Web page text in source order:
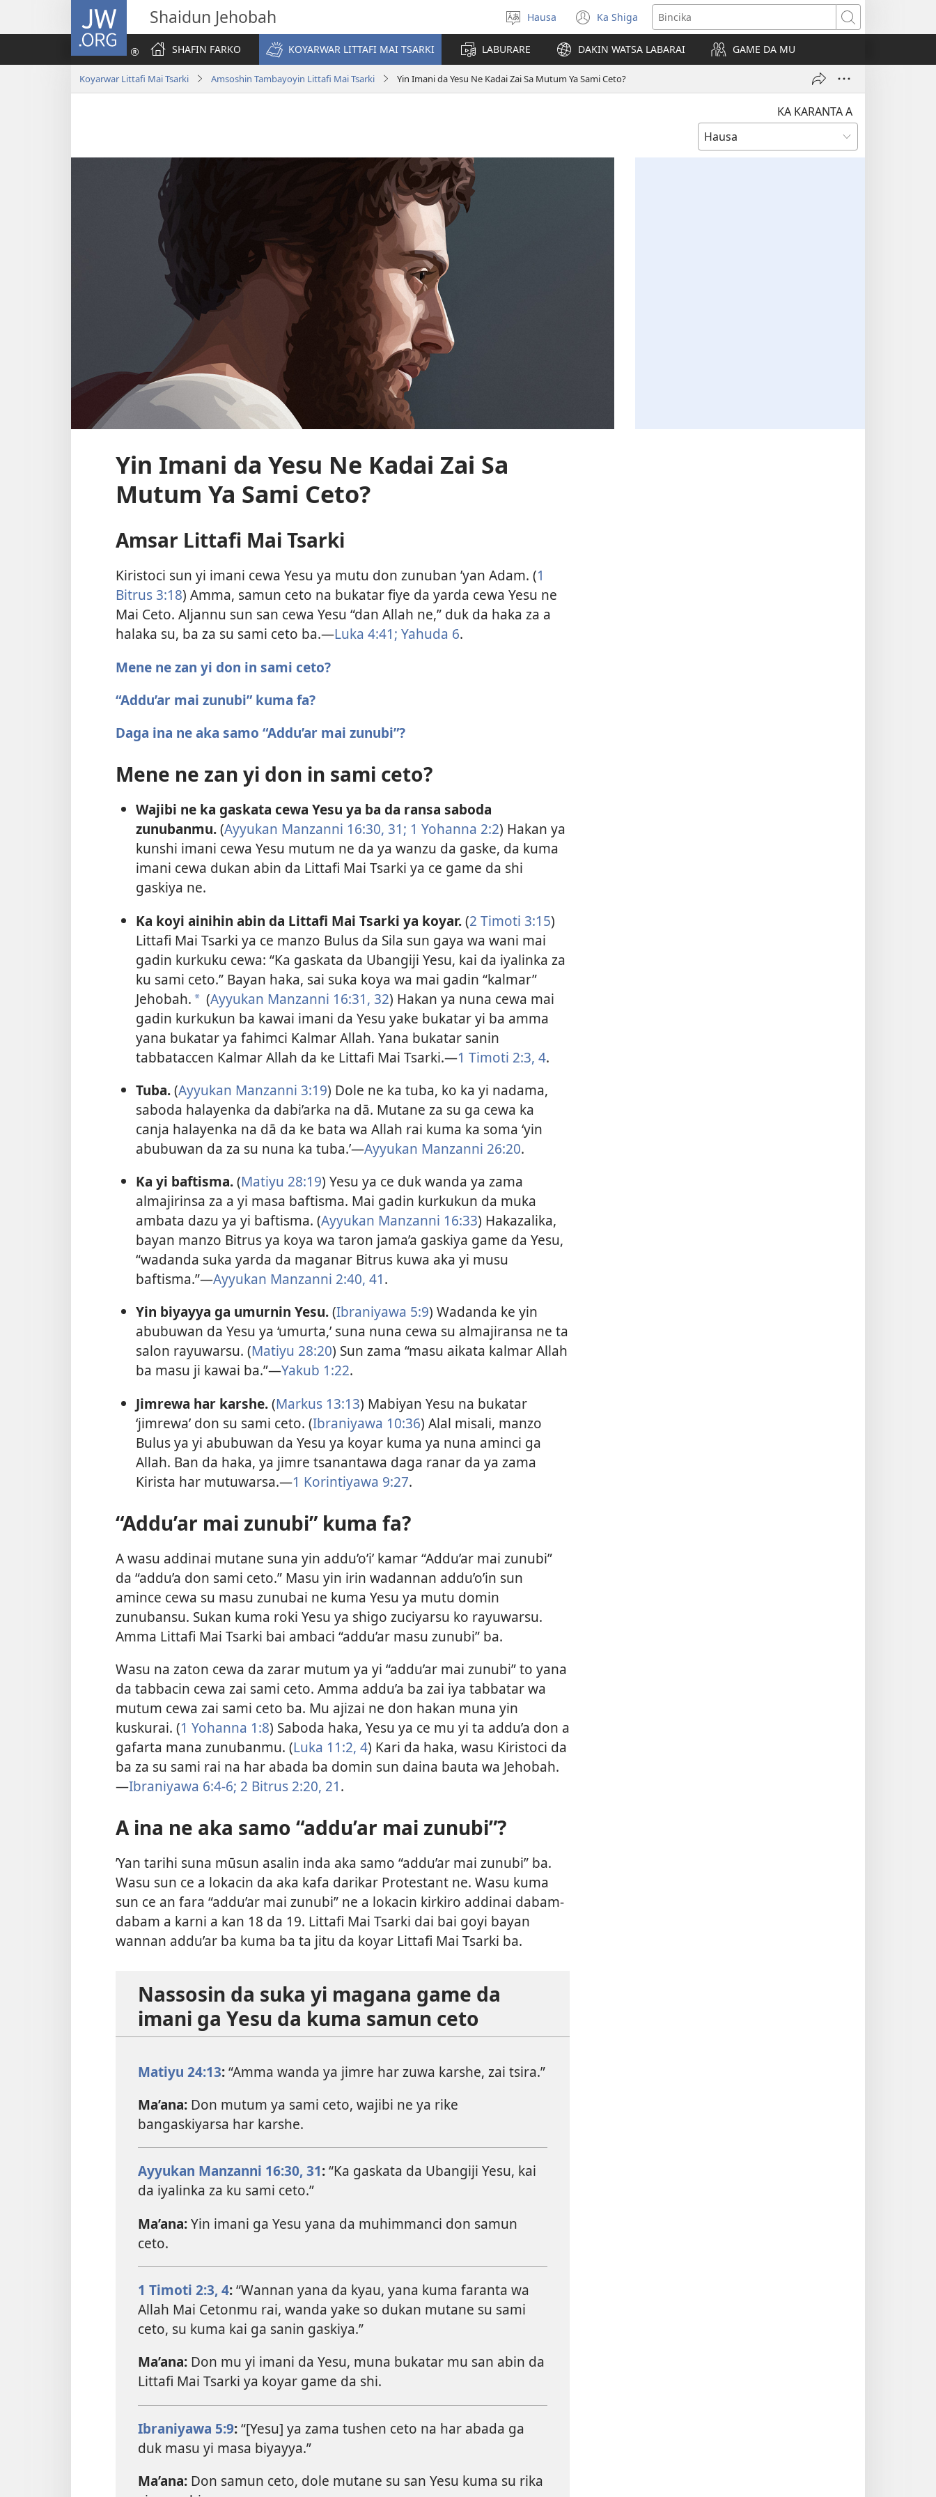
JW.ORG Shaidun Jehobah
Ka
Zabi
Hausa Ka Shiga
(opens
new
window)
Bincika
SHAFIN FARKO
KOYARWAR LITTAFI MAI TSARKI LABURARE DAKIN WATSA LABARAI GAME DA MU
Koyarwar Littafi Mai Tsarki Amsoshin Tambayoyin Littafi Mai Tsarki Yin Imani da Yesu Ne Kadai Zai Sa Mutum Ya Sami Ceto?
KA KARANTA A
Yin Imani da Yesu Ne Kadai Zai Sa
Mutum Ya Sami Ceto?
Amsar Littafi Mai Tsarki
Kiristoci sun yi imani cewa Yesu ya mutu don zunuban ’yan Adam. (1
Bitrus 3:18) Amma, samun ceto na bukatar fiye da yarda cewa Yesu ne
Mai Ceto. Aljannu sun san cewa Yesu “dan Allah ne,” duk da haka za a
halaka su, ba za su sami ceto ba.​—Luka 4:41; Yahuda 6.
Mene ne zan yi don in sami ceto?
“Addu’ar mai zunubi” kuma fa?
Daga ina ne aka samo “Addu’ar mai zunubi”?
Mene ne zan yi don in sami ceto?
Wajibi ne ka gaskata cewa Yesu ya ba da ransa saboda
zunubanmu.(Ayyukan Manzanni 16:​30, 31; 1 Yohanna 2:2) Hakan ya
kunshi imani cewa Yesu mutum ne da ya wanzu da gaske, da kuma
imani cewa dukan abin da Littafi Mai Tsarki ya ce game da shi
gaskiya ne.
Ka koyi ainihin abin da Littafi Mai Tsarki ya koyar.(2 Timoti 3:15)
Littafi Mai Tsarki ya ce manzo Bulus da Sila sun gaya wa wani mai
gadin kurkuku cewa: “Ka gaskata da Ubangiji Yesu, kai da iyalinka za
ku sami ceto.” Bayan haka, sai suka koya wa mai gadin “kalmar”
Jehobah. a (Ayyukan Manzanni 16:​31, 32) Hakan ya nuna cewa mai
gadin kurkukun ba kawai imani da Yesu yake bukatar yi ba amma
yana bukatar ya fahimci Kalmar Allah. Yana bukatar sanin
tabbataccen Kalmar Allah da ke Littafi Mai Tsarki.​—1 Timoti 2:​3, 4.
Tuba.(Ayyukan Manzanni 3:19) Dole ne ka tuba, ko ka yi nadama,
saboda halayenka da dabi’arka na dā. Mutane za su ga cewa ka
canja halayenka na dā da ke bata wa Allah rai kuma ka soma ‘yin
abubuwan da za su nuna ka tuba.’​—Ayyukan Manzanni 26:20.
Ka yi baftisma.(Matiyu 28:19) Yesu ya ce duk wanda ya zama
almajirinsa za a yi masa baftisma. Mai gadin kurkukun da muka
ambata dazu ya yi baftisma. (Ayyukan Manzanni 16:33) Hakazalika,
bayan manzo Bitrus ya koya wa taron jama’a gaskiya game da Yesu,
“wadanda suka yarda da maganar Bitrus kuwa aka yi musu
baftisma.”​—Ayyukan Manzanni 2:​40, 41.
Yin biyayya ga umurnin Yesu.(Ibraniyawa 5:9) Wadanda ke yin
abubuwan da Yesu ya ‘umurta,’ suna nuna cewa su almajiransa ne ta
salon rayuwarsu. (Matiyu 28:20) Sun zama “masu aikata kalmar Allah
ba masu ji kawai ba.”​—Yakub 1:22.
Jimrewa har karshe.(Markus 13:13) Mabiyan Yesu na bukatar
‘jimrewa’ don su sami ceto. (Ibraniyawa 10:36) Alal misali, manzo
Bulus ya yi abubuwan da Yesu ya koyar kuma ya nuna aminci ga
Allah. Ban da haka, ya jimre tsanantawa daga ranar da ya zama
Kirista har mutuwarsa.​—1 Korintiyawa 9:27.
“Addu’ar mai zunubi” kuma fa?
A wasu addinai mutane suna yin addu’o’i’ kamar “Addu’ar mai zunubi”
da “addu’a don sami ceto.” Masu yin irin wadannan addu’o’in sun
amince cewa su masu zunubai ne kuma Yesu ya mutu domin
zunubansu. Sukan kuma roki Yesu ya shigo zuciyarsu ko rayuwarsu.
Amma Littafi Mai Tsarki bai ambaci “addu’ar masu zunubi” ba.
Wasu na zaton cewa da zarar mutum ya yi “addu’ar mai zunubi” to yana
da tabbacin cewa zai sami ceto. Amma addu’a ba zai iya tabbatar wa
mutum cewa zai sami ceto ba. Mu ajizai ne don hakan muna yin
kuskurai. (1 Yohanna 1:8) Saboda haka, Yesu ya ce mu yi ta addu’a don a
gafarta mana zunubanmu. (Luka 11:​2, 4) Kari da haka, wasu Kiristoci da
ba za su sami rai na har abada ba domin sun daina bauta wa Jehobah.​
—Ibraniyawa 6:​4-6; 2 Bitrus 2:​20, 21.
A ina ne aka samo “addu’ar mai zunubi”?
’Yan tarihi suna mūsun asalin inda aka samo “addu’ar mai zunubi” ba.
Wasu sun ce a lokacin da aka kafa darikar Protestant ne. Wasu kuma
sun ce an fara “addu’ar mai zunubi” ne a lokacin kirkiro addinai dabam-
dabam a karni a kan 18 da 19. Littafi Mai Tsarki dai bai goyi bayan
wannan addu’ar ba kuma ba ta jitu da koyar Littafi Mai Tsarki ba.
Nassosin da suka yi magana game da
imani ga Yesu da kuma samun ceto
Matiyu 24:13:“Amma wanda ya jimre har zuwa karshe, zai tsira.”
Ma’ana: Don mutum ya sami ceto, wajibi ne ya rike
bangaskiyarsa har karshe.
Ayyukan Manzanni 16:​30, 31:“Ka gaskata da Ubangiji Yesu, kai
da iyalinka za ku sami ceto.”
Ma’ana:Yin imani ga Yesu yana da muhimmanci don samun
ceto.
1 Timoti 2:​3, 4:“Wannan yana da kyau, yana kuma faranta wa
Allah Mai Cetonmu rai, wanda yake so dukan mutane su sami
ceto, su kuma kai ga sanin gaskiya.”
Ma’ana: Don mu yi imani da Yesu, muna bukatar mu san abin da
Littafi Mai Tsarki ya koyar game da shi.
Ibraniyawa 5:9:“[Yesu] ya zama tushen ceto na har abada ga
duk masu yi masa biyayya.”
Ma’ana: Don samun ceto, dole mutane su san Yesu kuma su rika